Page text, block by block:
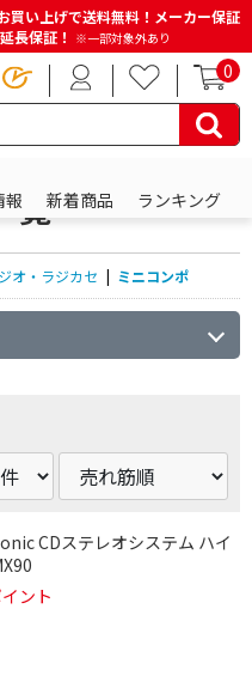
い上げで送料無料！メーカー保証
長保証！ ※一部対象外あり
0
報 新着商品 ランキング
オ
覧
オ・ラジカセ | ミニコンポ
CDステレオシステム ハイ
ント